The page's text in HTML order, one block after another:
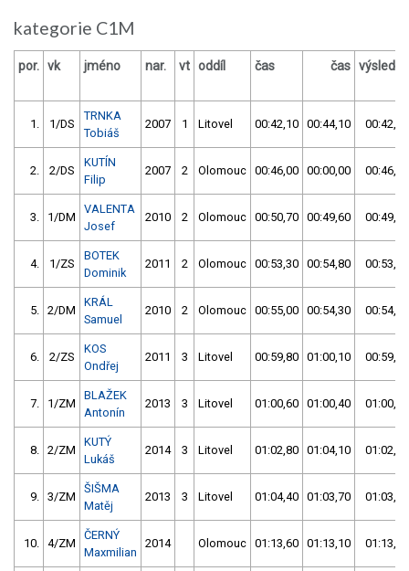
kategorie C1M
por. vk jméno nar. vt oddíl čas čas výsledek
1. 1/DS
TRNKA
Tobiáš
2007 1 Litovel 00:42,10 00:44,10 00:42,10
2. 2/DS
KUTÍN
Filip
2007 2 Olomouc 00:46,00 00:00,00 00:46,00
3. 1/DM
VALENTA
Josef
2010 2 Olomouc 00:50,70 00:49,60 00:49,60
4. 1/ZS
BOTEK
Dominik
2011 2 Olomouc 00:53,30 00:54,80 00:53,30
5. 2/DM
KRÁL
Samuel
2010 2 Olomouc 00:55,00 00:54,30 00:54,30
6. 2/ZS
KOS
Ondřej
2011 3 Litovel 00:59,80 01:00,10 00:59,80
7. 1/ZM
BLAŽEK
Antonín
2013 3 Litovel 01:00,60 01:00,40 01:00,40
8. 2/ZM
KUTÝ
Lukáš
2014 3 Litovel 01:02,80 01:04,10 01:02,80
9. 3/ZM
ŠIŠMA
Matěj
2013 3 Litovel 01:04,40 01:03,70 01:03,70
10. 4/ZM
ČERNÝ
Maxmilian
2014 Olomouc 01:13,60 01:13,10 01:13,10